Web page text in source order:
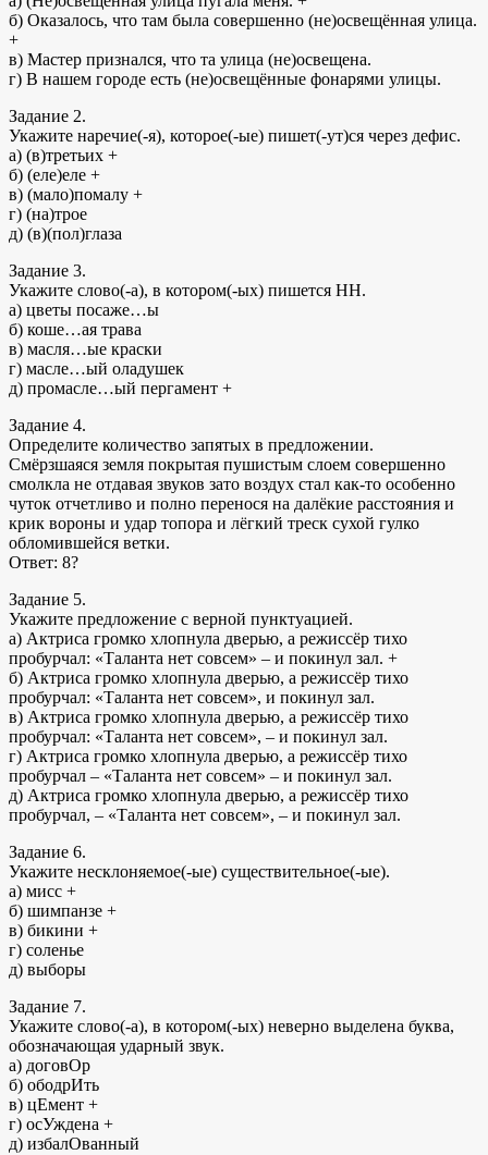
б) Оказалось, что там была совершенно (не)освещённая улица.
+
в) Мастер признался, что та улица (не)освещена.
г) В нашем городе есть (не)освещённые фонарями улицы.
Задание 2.
Укажите наречие(-я), которое(-ые) пишет(-ут)ся через дефис.
а) (в)третьих +
б) (еле)еле +
в) (мало)помалу +
г) (на)трое
д) (в)(пол)глаза
Задание 3.
Укажите слово(-а), в котором(-ых) пишется НН.
а) цветы посаже…ы
б) коше…ая трава
в) масля…ые краски
г) масле…ый оладушек
д) промасле…ый пергамент +
Задание 4.
Определите количество запятых в предложении.
Смёрзшаяся земля покрытая пушистым слоем совершенно
смолкла не отдавая звуков зато воздух стал как-то особенно
чуток отчетливо и полно перенося на далёкие расстояния и
крик вороны и удар топора и лёгкий треск сухой гулко
обломившейся ветки.
Ответ: 8?
Задание 5.
Укажите предложение с верной пунктуацией.
а) Актриса громко хлопнула дверью, а режиссёр тихо
пробурчал: «Таланта нет совсем» – и покинул зал. +
б) Актриса громко хлопнула дверью, а режиссёр тихо
пробурчал: «Таланта нет совсем», и покинул зал.
в) Актриса громко хлопнула дверью, а режиссёр тихо
пробурчал: «Таланта нет совсем», – и покинул зал.
г) Актриса громко хлопнула дверью, а режиссёр тихо
пробурчал – «Таланта нет совсем» – и покинул зал.
д) Актриса громко хлопнула дверью, а режиссёр тихо
пробурчал, – «Таланта нет совсем», – и покинул зал.
Задание 6.
Укажите несклоняемое(-ые) существительное(-ые).
а) мисс +
б) шимпанзе +
в) бикини +
г) соленье
д) выборы
Задание 7.
Укажите слово(-а), в котором(-ых) неверно выделена буква,
обозначающая ударный звук.
а) договОр
б) ободрИть
в) цЕмент +
г) осУждена +
д) избалОванный